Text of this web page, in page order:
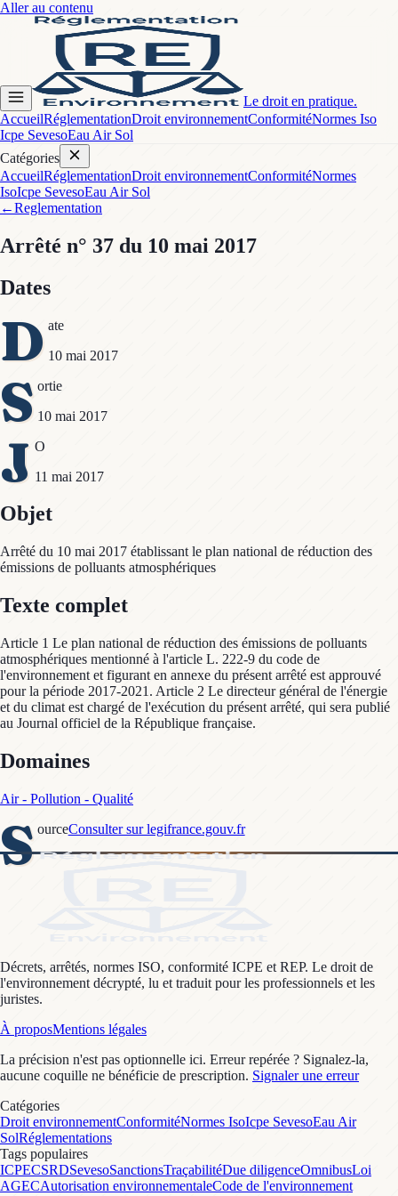
Aller au contenu
Le droit en pratique.
AccueilRéglementationDroit environnementConformitéNormes Iso
Icpe SevesoEau Air Sol
Catégories
AccueilRéglementationDroit environnementConformitéNormes
IsoIcpe SevesoEau Air Sol
←Reglementation
Arrêté n° 37 du 10 mai 2017
Dates
D ate
10 mai 2017
S ortie
10 mai 2017
J O
11 mai 2017
Objet
Arrêté du 10 mai 2017 établissant le plan national de réduction des
émissions de polluants atmosphériques
Texte complet
Article 1 Le plan national de réduction des émissions de polluants
atmosphériques mentionné à l'article L. 222-9 du code de
l'environnement et figurant en annexe du présent arrêté est approuvé
pour la période 2017-2021. Article 2 Le directeur général de l'énergie
et du climat est chargé de l'exécution du présent arrêté, qui sera publié
au Journal officiel de la République française.
Domaines
Air - Pollution - Qualité
S ourceConsulter sur legifrance.gouv.fr
Décrets, arrêtés, normes ISO, conformité ICPE et REP. Le droit de
l'environnement décrypté, lu et traduit pour les professionnels et les
juristes.
À proposMentions légales
La précision n'est pas optionnelle ici. Erreur repérée ? Signalez-la,
aucune coquille ne bénéficie de prescription. Signaler une erreur
Catégories
Droit environnementConformitéNormes IsoIcpe SevesoEau Air
SolRéglementations
Tags populaires
ICPECSRDSevesoSanctionsTraçabilitéDue diligenceOmnibusLoi
AGECAutorisation environnementaleCode de l'environnement